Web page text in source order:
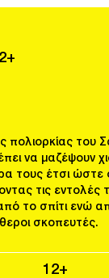
πολιορκίας του
να μαζέψουν
τους έτσι ώστε
τις εντολές
το σπίτι ενώ
σκοπευτές.
12+